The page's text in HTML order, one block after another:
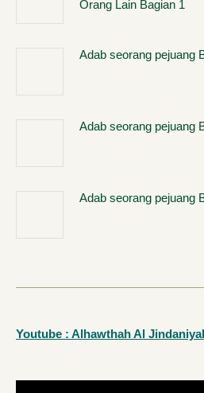
Orang Lain Bagian 1
Adab seorang pejuang
Adab seorang pejuang
Adab seorang pejuang
Youtube : Alhawthah Al